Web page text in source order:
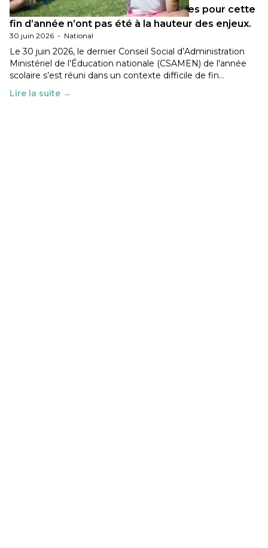
Les décisions ministérielles attendues pour cette
fin d’année n’ont pas été à la hauteur des enjeux.
30 juin 2026 - National
Le 30 juin 2026, le dernier Conseil Social d’Administration
Ministériel de l’Éducation nationale (CSAMEN) de l'année
scolaire s’est réuni dans un contexte difficile de fin…
Lire la suite →